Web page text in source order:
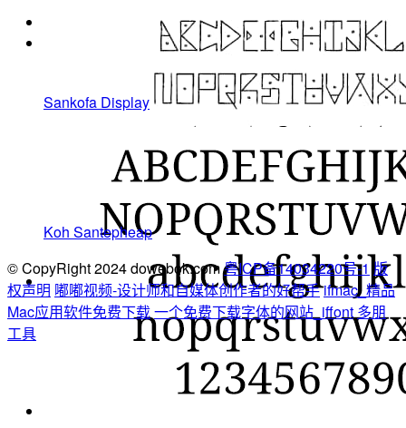
Sankofa Display
Koh Santepheap
© CopyRight 2024 dowebok.com粤ICP备14034220号-1 版
权声明 嘟嘟视频-设计师和自媒体创作者的好帮手ifmac_精品
Mac应用软件免费下载一个免费下载字体的网站_iffont多朋
工具